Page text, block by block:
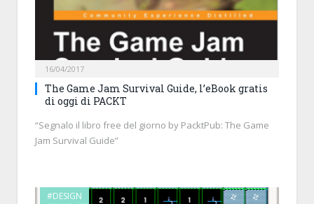
16/04/2017
The Game Jam Survival Guide, l’eBook gratis
di oggi di PACKT
“Segnalo il libro free del giorno by PacktPub: The Game
Jam Survival Guide”
#DESIGN